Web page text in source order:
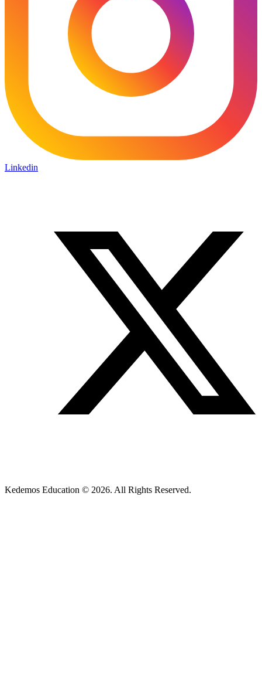
Linkedin
Kedemos Education © 2026. All Rights Reserved.